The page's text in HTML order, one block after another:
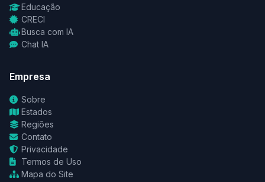
Educação
CRECI
Busca com IA
Chat IA
Empresa
Sobre
Estados
Regiões
Contato
Privacidade
Termos de Uso
Mapa do Site